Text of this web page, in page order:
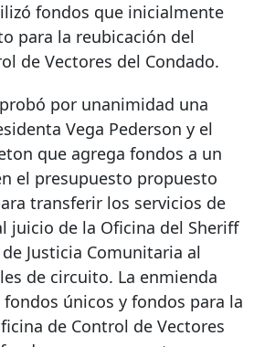
fondos que inicialmente
para la reubicación del
de Vectores del Condado.
por unanimidad una
Vega Pederson y el
que agrega fondos a un
el presupuesto propuesto
transferir los servicios de
juicio de la Oficina del Sheriff
Justicia Comunitaria al
de circuito. La enmienda
fondos únicos y fondos para la
de Control de Vectores